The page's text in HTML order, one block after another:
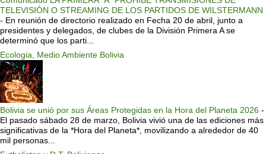
TELEVISIÓN O STREAMING DE LOS PARTIDOS DE WILSTERMANN
- En reunión de directorio realizado en Fecha 20 de abril, junto a
presidentes y delegados, de clubes de la División Primera A se
determinó que los parti...
Ecologia, Medio Ambiente Bolivia
Bolivia se unió por sus Áreas Protegidas en la Hora del Planeta 2026 -
El pasado sábado 28 de marzo, Bolivia vivió una de las ediciones más
significativas de la *Hora del Planeta*, movilizando a alrededor de 40
mil personas...